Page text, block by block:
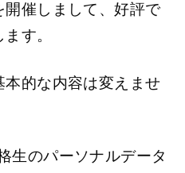
催しまして、好評で
す。
的な内容は変えませ
生のパーソナルデータ